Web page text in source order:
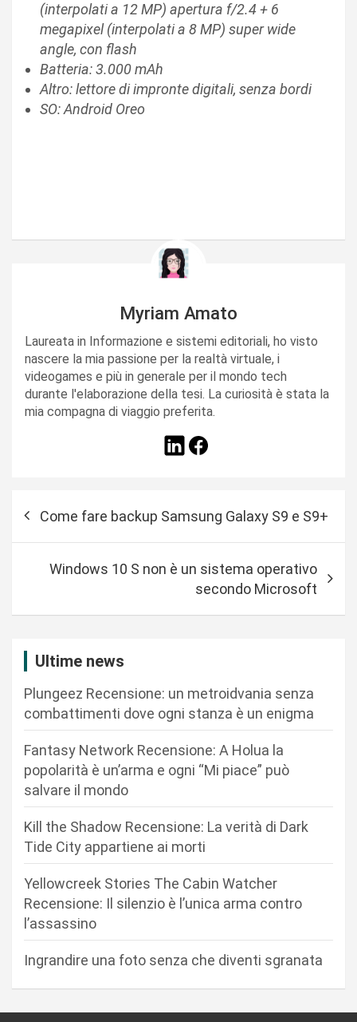
(interpolati a 12 MP) apertura f/2.4 + 6
megapixel (interpolati a 8 MP) super wide
angle, con flash
Batteria: 3.000 mAh
Altro: lettore di impronte digitali, senza bordi
SO: Android Oreo
Myriam Amato
Laureata in Informazione e sistemi editoriali, ho visto
nascere la mia passione per la realtà virtuale, i
videogames e più in generale per il mondo tech
durante l'elaborazione della tesi. La curiosità è stata la
mia compagna di viaggio preferita.
Come fare backup Samsung Galaxy S9 e S9+
Windows 10 S non è un sistema operativo
secondo Microsoft
Ultime news
Plungeez Recensione: un metroidvania senza
combattimenti dove ogni stanza è un enigma
Fantasy Network Recensione: A Holua la
popolarità è un’arma e ogni “Mi piace” può
salvare il mondo
Kill the Shadow Recensione: La verità di Dark
Tide City appartiene ai morti
Yellowcreek Stories The Cabin Watcher
Recensione: Il silenzio è l’unica arma contro
l’assassino
Ingrandire una foto senza che diventi sgranata